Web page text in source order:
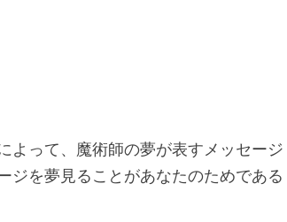
よって、魔術師の夢が表すメッセージ
ジを夢見ることがあなたのためである